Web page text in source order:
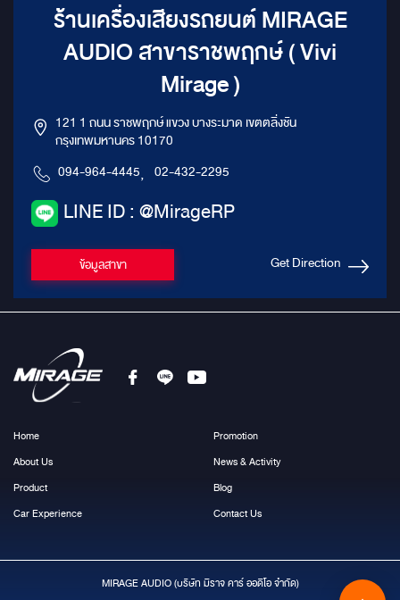
ร้านเครื่องเสียงรถยนต์ MIRAGE
AUDIO สาขาราชพฤกษ์ ( Vivi
Mirage )
121 1 ถนน ราชพฤกษ์ แขวง บางระมาด เขตตลิ่งชัน
กรุงเทพมหานคร 10170
094-964-4445, 02-432-2295
LINE ID : @MirageRP
ข้อมูลสาขา Get Direction
Home
About Us
Product
Car Experience
Promotion
News & Activity
Blog
Contact Us
MIRAGE AUDIO (บริษัท มีราจ คาร์ ออดิโอ จำกัด)